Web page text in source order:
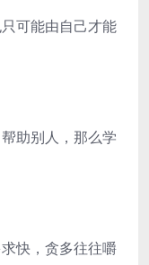
可能由自己才能
助别人，那么学
快，贪多往往嚼